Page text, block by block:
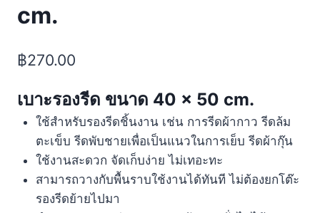
cm.
฿270.00
เบาะรองรีด ขนาด 40 × 50 cm.
ใช้สำหรับรองรีดชิ้นงาน เช่น การรีดผ้ากาว รีดล้ม
ตะเข็บ รีดพับชายเพื่อเป็นแนวในการเย็บ รีดผ้ากุ๊น
ใช้งานสะดวก จัดเก็บง่าย ไม่เทอะทะ
สามารถวางกับพื้นราบใช้งานได้ทันที ไม่ต้องยกโต๊ะ
รองรีดย้ายไปมา